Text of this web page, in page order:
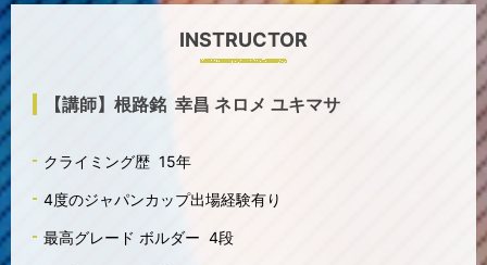
INSTRUCTOR
【講師】根路銘 幸昌 ネロメ ユキマサ
クライミング歴 15年
4度のジャパンカップ出場経験有り
最高グレード ボルダー 4段